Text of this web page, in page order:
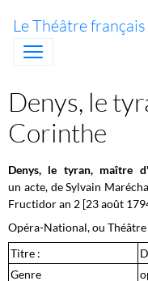
Le Théâtre
Denys, le
Corinthe
Denys, le tyran, maître
un acte, de Sylvain
Fructidor an 2 [23 août
Opéra-National, ou
Titre :
Genre